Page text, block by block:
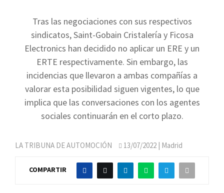
Tras las negociaciones con sus respectivos
sindicatos, Saint-Gobain Cristalería y Ficosa
Electronics han decidido no aplicar un ERE y un
ERTE respectivamente. Sin embargo, las
incidencias que llevaron a ambas compañías a
valorar esta posibilidad siguen vigentes, lo que
implica que las conversaciones con los agentes
sociales continuarán en el corto plazo.
LA TRIBUNA DE AUTOMOCIÓN 13/07/2022 | Madrid
COMPARTIR